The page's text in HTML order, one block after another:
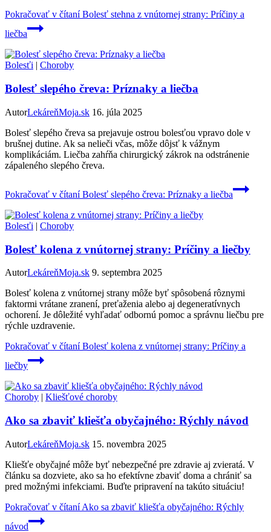
Pokračovať v čítaníBolesť stehna z vnútornej strany: Príčiny a
liečba
Bolesťi | Choroby
Bolesť slepého čreva: Príznaky a liečba
AutorLekáreňMoja.sk 16. júla 2025
Bolesť slepého čreva sa prejavuje ostrou bolesťou vpravo dole v
brušnej dutine. Ak sa nelieči včas, môže dôjsť k vážnym
komplikáciám. Liečba zahŕňa chirurgický zákrok na odstránenie
zápaleného slepého čreva.
Pokračovať v čítaníBolesť slepého čreva: Príznaky a liečba
Bolesťi | Choroby
Bolesť kolena z vnútornej strany: Príčiny a liečby
AutorLekáreňMoja.sk 9. septembra 2025
Bolesť kolena z vnútornej strany môže byť spôsobená rôznymi
faktormi vrátane zranení, preťaženia alebo aj degeneratívnych
ochorení. Je dôležité vyhľadať odbornú pomoc a správnu liečbu pre
rýchle uzdravenie.
Pokračovať v čítaníBolesť kolena z vnútornej strany: Príčiny a
liečby
Choroby | Kliešťové choroby
Ako sa zbaviť kliešťa obyčajného: Rýchly návod
AutorLekáreňMoja.sk 15. novembra 2025
Kliešťe obyčajné môže byť nebezpečné pre zdravie aj zvieratá. V
článku sa dozviete, ako sa ho efektívne zbaviť doma a chrániť sa
pred možnými infekciami. Buďte pripravení na takúto situáciu!
Pokračovať v čítaníAko sa zbaviť kliešťa obyčajného: Rýchly
návod